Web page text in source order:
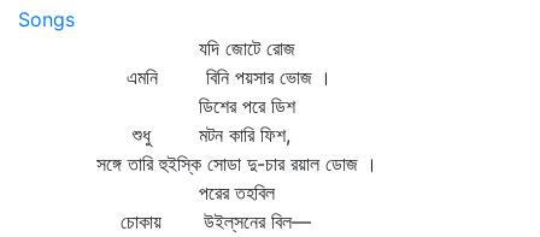
Songs
যদি জোটে রোজ
এমনি বিনি পয়সার ভোজ ।
ডিশের পরে ডিশ
শুধু মটন কারি ফিশ,
সঙ্গে তারি হুইস্কি সোডা দু-চার রয়াল ডোজ ।
পরের তহবিল
চোকায় উইল্‌সনের বিল—